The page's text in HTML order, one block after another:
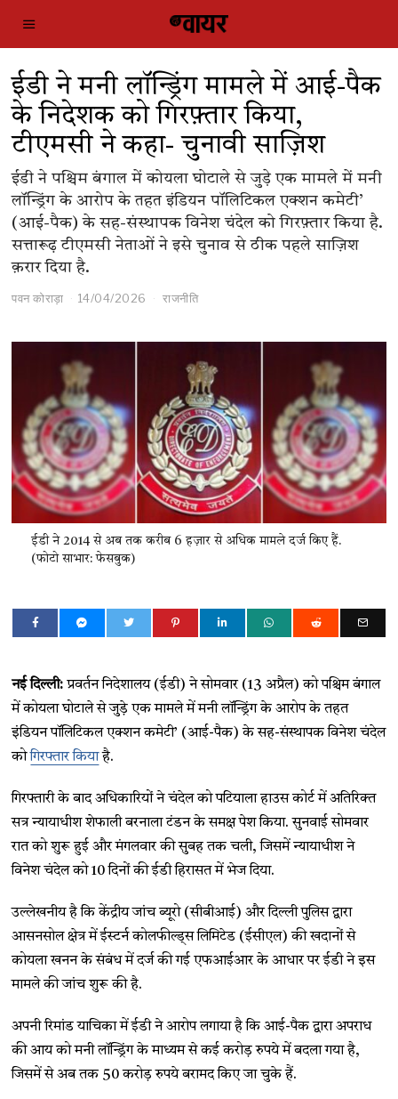
ईडी ने मनी लॉन्ड्रिंग मामले में आई-पैक
के निदेशक को गिरफ़्तार किया,
टीएमसी ने कहा- चुनावी साज़िश
ईडी ने पश्चिम बंगाल में कोयला घोटाले से जुड़े एक मामले में मनी
लॉन्ड्रिंग के आरोप के तहत इंडियन पॉलिटिकल एक्शन कमेटी’
(आई-पैक) के सह-संस्थापक विनेश चंदेल को गिरफ़्तार किया है.
सत्तारूढ़ टीएमसी नेताओं ने इसे चुनाव से ठीक पहले साज़िश
क़रार दिया है.
पवन कोराड़ा 14/04/2026 राजनीति
ईडी ने 2014 से अब तक करीब 6 हज़ार से अधिक मामले दर्ज किए हैं.
(फोटो साभार: फेसबुक)
नई दिल्ली: प्रवर्तन निदेशालय (ईडी) ने सोमवार (13 अप्रैल) को पश्चिम बंगाल
में कोयला घोटाले से जुड़े एक मामले में मनी लॉन्ड्रिंग के आरोप के तहत
इंडियन पॉलिटिकल एक्शन कमेटी’ (आई-पैक) के सह-संस्थापक विनेश चंदेल
कोगिरफ्तार कियाहै.
गिरफ्तारी के बाद अधिकारियों ने चंदेल को पटियाला हाउस कोर्ट में अतिरिक्त
सत्र न्यायाधीश शेफाली बरनाला टंडन के समक्ष पेश किया. सुनवाई सोमवार
रात को शुरू हुई और मंगलवार की सुबह तक चली, जिसमें न्यायाधीश ने
विनेश चंदेल को 10 दिनों की ईडी हिरासत में भेज दिया.
उल्लेखनीय है कि केंद्रीय जांच ब्यूरो (सीबीआई) और दिल्ली पुलिस द्वारा
आसनसोल क्षेत्र में ईस्टर्न कोलफील्ड्स लिमिटेड (ईसीएल) की खदानों से
कोयला खनन के संबंध में दर्ज की गई एफआईआर के आधार पर ईडी ने इस
मामले की जांच शुरू की है.
अपनी रिमांड याचिका में ईडी ने आरोप लगाया है कि आई-पैक द्वारा अपराध
की आय को मनी लॉन्ड्रिंग के माध्यम से कई करोड़ रुपये में बदला गया है,
जिसमें से अब तक 50 करोड़ रुपये बरामद किए जा चुके हैं.